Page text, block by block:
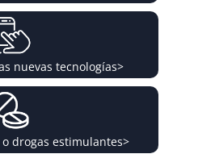
nuevas tecnologías>
drogas estimulantes>